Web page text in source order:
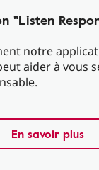
"Listen
notre
aider à vous
En savoir plus